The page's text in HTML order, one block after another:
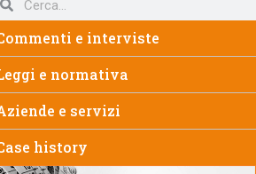
e interviste
e normativa
e servizi
history